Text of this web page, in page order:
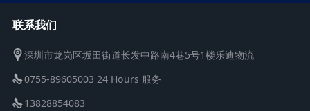
联系我们
深圳市龙岗区坂田街道长发中路南4巷5号1楼乐迪物流
0755-89605003 24 Hours 服务
13828854083